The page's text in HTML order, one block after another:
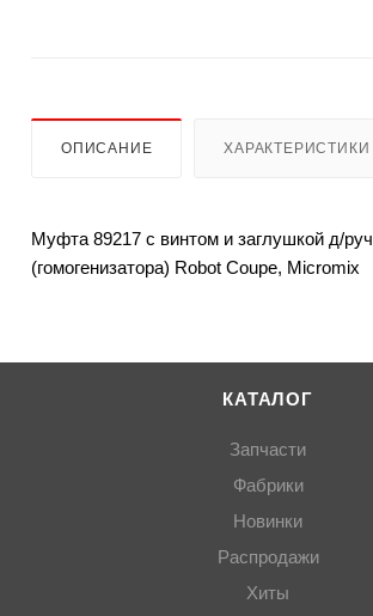
ОПИСАНИЕ ХАРАКТЕРИСТИКИ
Муфта 89217 с винтом и заглушкой д/
(гомогенизатора) Robot Coupe, Micromix
КАТАЛОГ
Запчасти
Фабрики
Новинки
Распродажи
Хиты